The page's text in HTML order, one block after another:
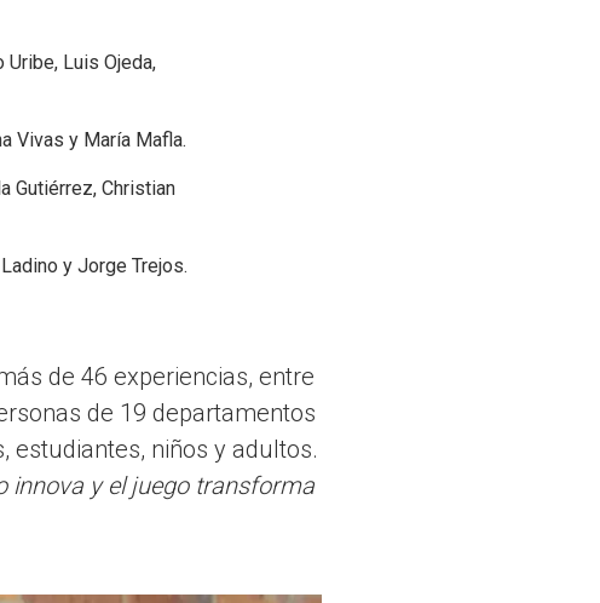
Uribe, Luis Ojeda,
Vivas y María Mafla.
Gutiérrez, Christian
y Jorge Trejos.
de 46 experiencias, entre
de 19 departamentos
estudiantes, niños y adultos.
innova y el juego transforma